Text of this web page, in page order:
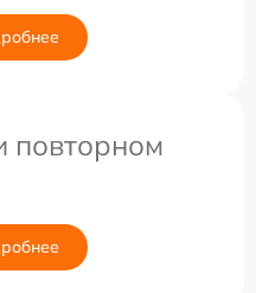
повторном